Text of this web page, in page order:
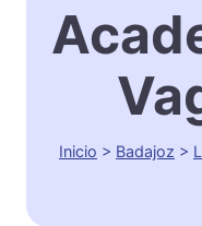
Inicio > Badajoz >